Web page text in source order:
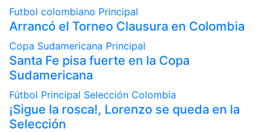
Futbol colombiano Principal
Arrancó el Torneo Clausura en Colombia
Copa Sudamericana Principal
Santa Fe pisa fuerte en la Copa
Sudamericana
Fútbol Principal Selección Colombia
¡Sigue la rosca!, Lorenzo se queda en la
Selección